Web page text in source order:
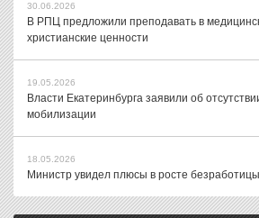
30.06.2026
В РПЦ предложили преподавать в
христианские ценности
19.05.2026
Власти Екатеринбурга заявили об
мобилизации
18.05.2026
Министр увидел плюсы в росте безработицы